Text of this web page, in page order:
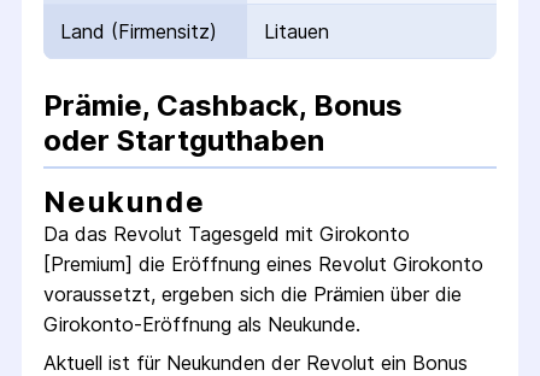
Land (Firmensitz) Litauen
Prämie, Cashback, Bonus
oder Startguthaben
Neukunde
Da das Revolut Tagesgeld mit Girokonto
[Premium] die Eröffnung eines Revolut Girokonto
voraussetzt, ergeben sich die Prämien über die
Girokonto-Eröffnung als Neukunde.
Aktuell ist für Neukunden der Revolut ein Bonus